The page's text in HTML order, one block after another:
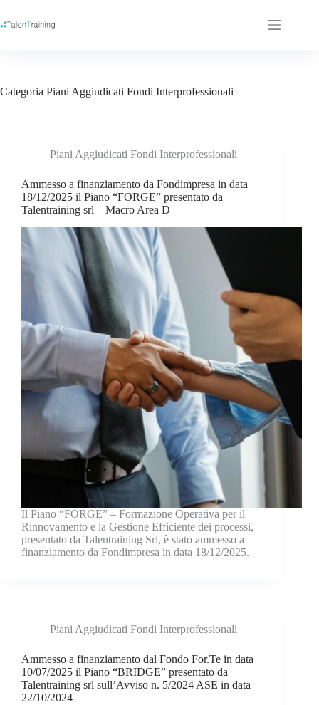
Categoria Piani Aggiudicati Fondi Interprofessionali
Piani Aggiudicati Fondi Interprofessionali
Ammesso a finanziamento da Fondimpresa in data
18/12/2025 il Piano “FORGE” presentato da
Talentraining srl – Macro Area D
Il Piano “FORGE” – Formazione Operativa per il
Rinnovamento e la Gestione Efficiente dei processi,
presentato da Talentraining Srl, è stato ammesso a
finanziamento da Fondimpresa in data 18/12/2025.
Piani Aggiudicati Fondi Interprofessionali
Ammesso a finanziamento dal Fondo For.Te in data
10/07/2025 il Piano “BRIDGE” presentato da
Talentraining srl sull’Avviso n. 5/2024 ASE in data
22/10/2024